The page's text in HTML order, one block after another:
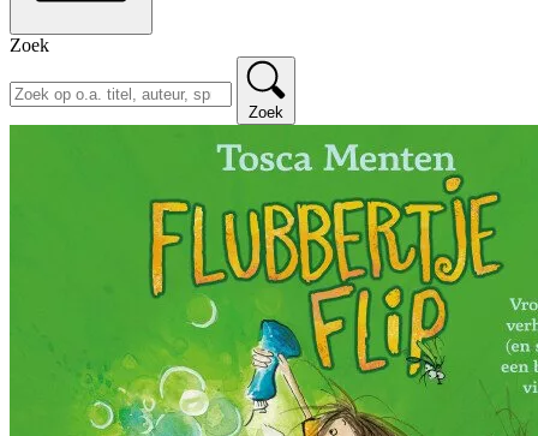
Zoek
Zoek